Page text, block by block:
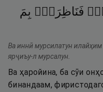
فَنَاظِرَةٌۢ بِمَ
Ва иннӣ мурсилатун
ярҷиъу-л мурсалун.
Ва ҳаройина, ба сӯи
бинандаам,